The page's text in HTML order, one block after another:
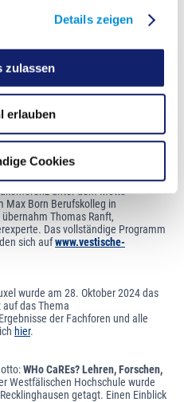
Details zeigen
zulassen
erlauben
Cookies
findet sich auf der Seite
2022 war dazu in das
Foren und zur Konferenz finden
unter dem Motto
Max Born Berufskolleg in
Thomas Ranft,
Das vollständige Programm
sich aufwww.vestische-
wurde am 28. Oktober 2024 das
das Thema
der Fachforen und alle
hier.
WHo CaREs? Lehren, Forschen,
Westfälischen Hochschule wurde
getagt. Einen Einblick